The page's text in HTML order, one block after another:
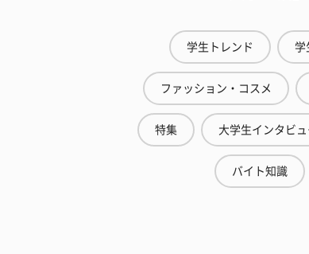
学生トレンド 学
ファッション・コスメ
特集 大学生インタビュ
バイト知識